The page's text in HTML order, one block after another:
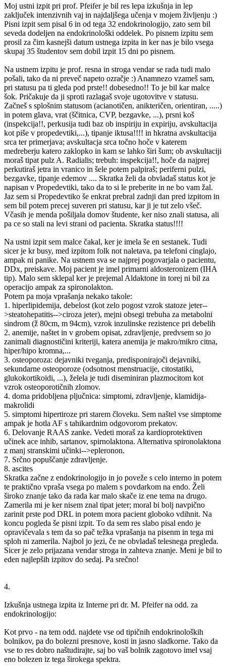
Moj ustni izpit pri prof. Pfeifer je bil res lepa izkušnja in lep
zaključek intenzivnih vaj in najdaljšega učenja v mojem življenju :)
Pisni izpit sem pisal 6 in od tega 32 endokrinologijo, zato sem bil
seveda dodeljen na endokrinološki oddelek. Po pisnem izpitu sem
prosil za čim kasnejši datum ustnega izpita in ker nas je bilo vsega
skupaj 35 študentov sem dobil izpit 15 dni po pisnem.
Na ustnem izpitu je prof. resna in stroga vendar se rada tudi malo
pošali, tako da ni preveč napeto ozračje :) Anamnezo vzameš sam,
pri statusu pa ti gleda pod prste!! dobesedno!! To je bil kar malce
šok. Pričakuje da ji sproti razlagaš svoje ugotovitve v statusu.
Začneš s splošnim statusom (acianotičen, anikteričen, orientiran, .....)
in potem glava, vrat (ščitnica, CVP, bezgavke, ...), prsni koš
(inspekcija!!, perkusija tudi baz ob inspiriju in expiriju, avskultacija
kot piše v propedevtiki,...), tipanje iktusa!!!! in hkratna avskultacija
srca ter primerjava; avskultacja srca točno hoče v katerem
medreberju katero zaklopko in kam se lahko širi šum; ob avskultaciji
moraš tipat pulz A. Radialis; trebuh: inspekcija!!, hoče da najprej
perkutiraš jetra in vranico in šele potem palpiraš; periferni pulzi,
bezgavke, tipanje edemov .... Skratka želi da obvladaš status kot je
napisan v Propedevtiki, tako da to si le preberite in ne bo vam žal.
Jaz sem si Propedevtiko še enkrat prebral zadnji dan pred izpitom in
sem bil potem precej suveren pri statusu, kar ji je tut zelo všeč.
Včasih je menda pošiljala domov študente, ker niso znali statusa, ali
pa ce so stali na levi strani od pacienta. Skratka status!!!!
Na ustni izpit sem malce čakal, ker je imela še en sestanek. Tudi
sicer je kr busy, med izpitom folk not naletava, pa telefoni cinglajo,
ampak ni panike. Na ustnem sva se najprej pogovarjala o pacientu,
DDx, preiskave. Moj pacient je imel primarni aldosteronizem (IHA
tip). Malo sem sklepal ker je prejemal Aldaktone in torej ni bil za
operacijo ampak za spironolakton.
Potem pa moja vprašanja nekako takole:
1. hiperlipidemija, debelost (kot zelo pogost vzrok statoze jeter--
>steatohepatitis-->ciroza jeter), mejni obsegi trebuha za metabolni
sindrom (ž 80cm, m 94cm), vzrok inzulinske rezistence pri debelih
2. anemije, naštet in v grobem opisat, zdravljenje, predvsem so jo
zanimali diagnostičini kriteriji, katera anemija je makro/mikro citna,
hiper/hipo kromna,...
3. osteoporoza: dejavniki tveganja, predisponirajoči dejavniki,
sekundarne osteoporoze (odsotnost menstruacije, citostatiki,
glukokortikoidi, ...), želela je tudi diseminiran plazmocitom kot
vzrok osteoporotičnih zlomov.
4. doma pridobljena pljučnica: simptomi, zdravljenje, klamidija-
makrolidi
5. simptomi hipertiroze pri starem človeku. Sem naštel vse simptome
ampak je hotla AF s tahikardnim odgovorom prekatov.
6. Delovanje RAAS zanke. Vedeti moraš za kardioprotektiven
učinek ace inhib, sartanov, spirnolaktona. Alternativa spironolaktona
z manj stranskimi učinki-->epleronon.
7. Srčno popuščanje zdravljenje.
8. ascites
Skratka začne z endokrinologijo in jo poveže s celo interno in potem
te praktično vpraša vsega po malem s povdarkom na endo. Želi
široko znanje tako da rada kar malo skače iz ene tema na drugo.
Zamerila mi je ker nisem znal tipat jeter; moral bi bolj navpično
zarinit prste pod DRL in potem mora pacient globoko vdihnit. Na
koncu pogleda še pisni izpit. To da sem res slabo pisal endo je
opravičevala s tem da so pač težka vprašanja na pisenm in tega mi
sploh ni zamerila. Najbol jo jezi, če ne obvladaš telesnega pregleda.
Sicer je zelo prijazana vendar stroga in zahteva znanje. Meni je bil to
eden najlepših izpitov do sedaj. Pa srečno!
4.
Izkušnja ustnega izpita iz Interne pri dr. M. Pfeifer na odd. za
endokrinologijo:
Kot prvo - na tem odd. najdete vse od tipičnih endokrinoloških
bolnikov, pa do bolezni presnove, kosti in jasno sladkorne. Tako da
vse to res dobro naštudirajte, saj bo vaš bolnik zagotovo imel vsaj
eno bolezen iz tega širokega spektra.